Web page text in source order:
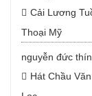
Cải Lương
Thoại Mỹ
nguyễn đức
Hát Chầu